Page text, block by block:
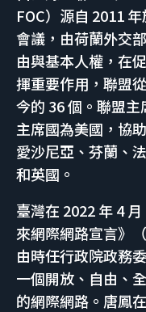
FOC）源自 2011
會議，由荷蘭外交
由與基本人權，在
揮重要作用，聯盟
今的 36 個。聯盟
主席國為美國，協
愛沙尼亞、芬蘭、
和英國。
臺灣在 2022 年 4
來網際網路宣言》
由時任行政院政務
一個開放、自由、
的網際網路。唐鳳